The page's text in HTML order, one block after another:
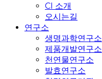
CI 소개
오시는길
연구소
생명과학연구소
제품개발연구소
천연물연구소
발효연구소